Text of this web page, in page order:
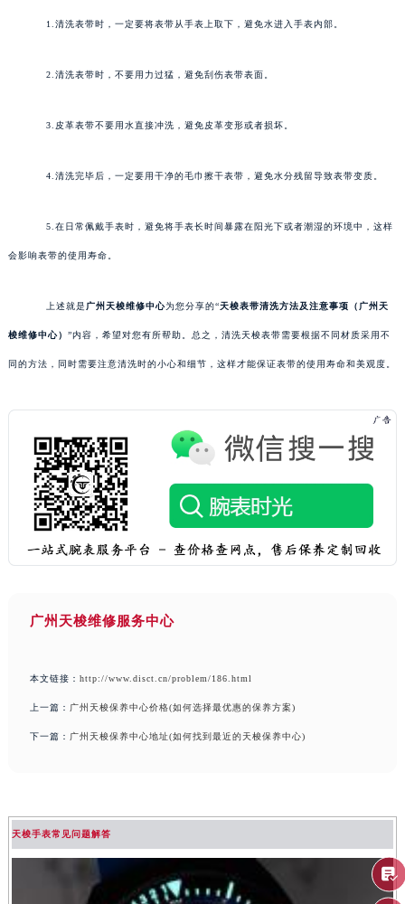
1.清洗表带时，一定要将表带从手表上取下，避免水进入手表内部。
2.清洗表带时，不要用力过猛，避免刮伤表带表面。
3.皮革表带不要用水直接冲洗，避免皮革变形或者损坏。
4.清洗完毕后，一定要用干净的毛巾擦干表带，避免水分残留导致表带变质。
5.在日常佩戴手表时，避免将手表长时间暴露在阳光下或者潮湿的环境中，这样
会影响表带的使用寿命。
上述就是 广州天梭维修中心为您分享的“天梭表带清洗方法及注意事项（广州天
梭维修中心） ”内容，希望对您有所帮助。总之，清洗天梭表带需要根据不同材质采用不
同的方法，同时需要注意清洗时的小心和细节，这样才能保证表带的使用寿命和美观度。
广州天梭维修服务中心
本文链接： http://www.disct.cn/problem/186.html
上一篇： 广州天梭保养中心价格(如何选择最优惠的保养方案)
下一篇： 广州天梭保养中心地址(如何找到最近的天梭保养中心)
天梭手表常见问题解答